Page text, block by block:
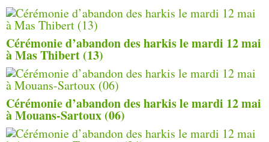
Cérémonie d’abandon des harkis le mardi 12 mai
à Mas Thibert (13)
Cérémonie d’abandon des harkis le mardi 12 mai
à Mouans-Sartoux (06)